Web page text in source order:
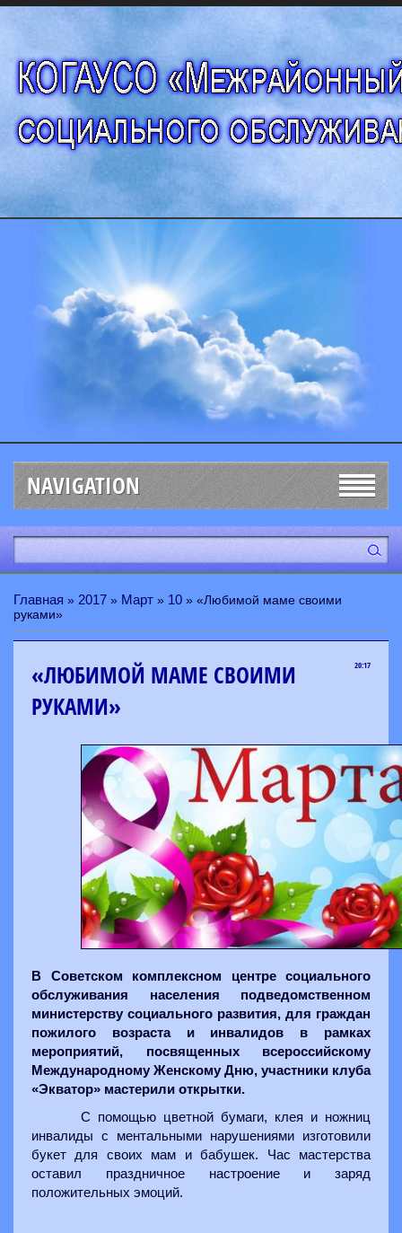
NAVIGATION
Главная » 2017 » Март » 10 » «Любимой маме своими
руками»
20:17
«ЛЮБИМОЙ МАМЕ СВОИМИ
РУКАМИ»
В Советском комплексном центре социального
обслуживания населения подведомственном
министерству социального развития, для граждан
пожилого возраста и инвалидов в рамках
мероприятий, посвященных всероссийскому
Международному Женскому Дню, участники клуба
«Экватор» мастерили открытки.
С помощью цветной бумаги, клея и ножниц
инвалиды с ментальными нарушениями изготовили
букет для своих мам и бабушек. Час мастерства
оставил праздничное настроение и заряд
положительных эмоций.